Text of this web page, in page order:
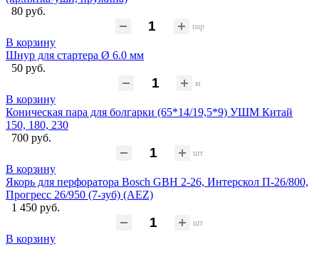
80 руб.
пар
В корзину
Шнур для стартера Ø 6.0 мм
50 руб.
м
В корзину
Коническая пара для болгарки (65*14/19,5*9) УШМ Китай
150, 180, 230
700 руб.
шт
В корзину
Якорь для перфоратора Bosch GBH 2-26, Интерскол П-26/800,
Прогресс 26/950 (7-зуб) (AEZ)
1 450 руб.
шт
В корзину